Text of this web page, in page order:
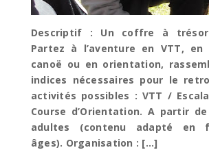
Descriptif : Un coffre à
Partez à l’aventure en VTT, en
canoë ou en orientation,
indices nécessaires pour le
activités possibles : VTT /
Course d’Orientation. A partir
adultes (contenu adapté en
âges). Organisation : […]